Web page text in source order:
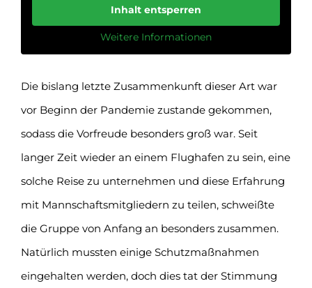
Inhalt entsperren
Weitere Informationen
Die bislang letzte Zusammenkunft dieser Art war
vor Beginn der Pandemie zustande gekommen,
sodass die Vorfreude besonders groß war. Seit
langer Zeit wieder an einem Flughafen zu sein, eine
solche Reise zu unternehmen und diese Erfahrung
mit Mannschaftsmitgliedern zu teilen, schweißte
die Gruppe von Anfang an besonders zusammen.
Natürlich mussten einige Schutzmaßnahmen
eingehalten werden, doch dies tat der Stimmung